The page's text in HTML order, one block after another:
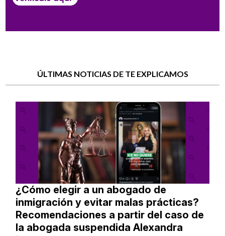
ÚLTIMAS NOTICIAS DE TE EXPLICAMOS
¿Cómo elegir a un abogado de
inmigración y evitar malas prácticas?
Recomendaciones a partir del caso de
la abogada suspendida Alexandra